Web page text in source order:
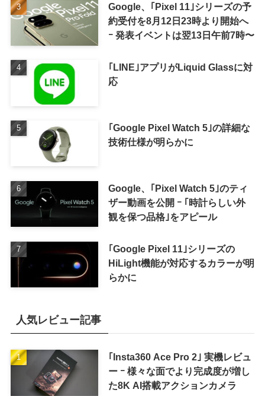
Google、｢Pixel 11｣シリーズの予
約受付を8月12日23時より開始へ
ｰ 発表イベントは翌13日午前7時〜
｢LINE｣アプリがLiquid Glassに対
応
｢Google Pixel Watch 5｣の詳細な
技術仕様が明らかに
Google、｢Pixel Watch 5｣のティ
ザー動画を公開 ｰ ｢時計らしい外
観を保つ品格｣をアピール
｢Google Pixel 11｣シリーズの
HiLight機能が対応するカラーが明
らかに
人気レビュー記事
｢Insta360 Ace Pro 2｣ 実機レビュ
ー ｰ 様々な面でより完成度が増し
た8K AI搭載アクションカメラ